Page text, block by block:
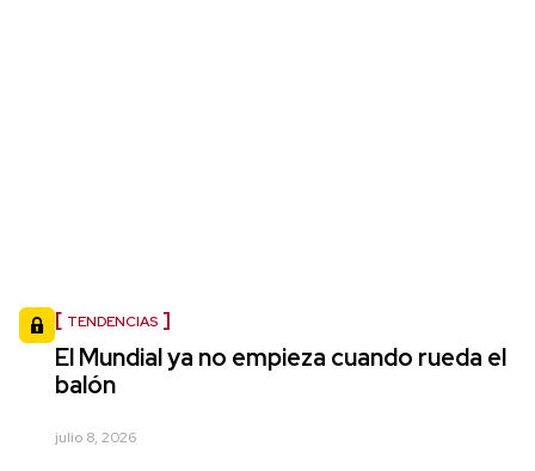
TENDENCIAS
El Mundial ya no empieza cuando rueda el
balón
julio 8, 2026